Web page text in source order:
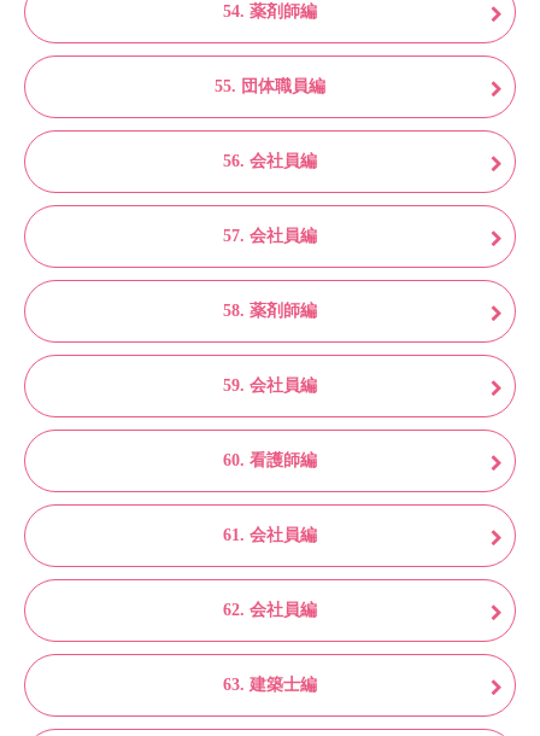
54. 薬剤師編
55. 団体職員編
56. 会社員編
57. 会社員編
58. 薬剤師編
59. 会社員編
60. 看護師編
61. 会社員編
62. 会社員編
63. 建築士編